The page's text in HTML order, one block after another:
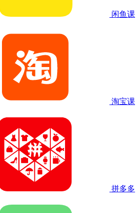
闲鱼课
淘宝课
拼多多